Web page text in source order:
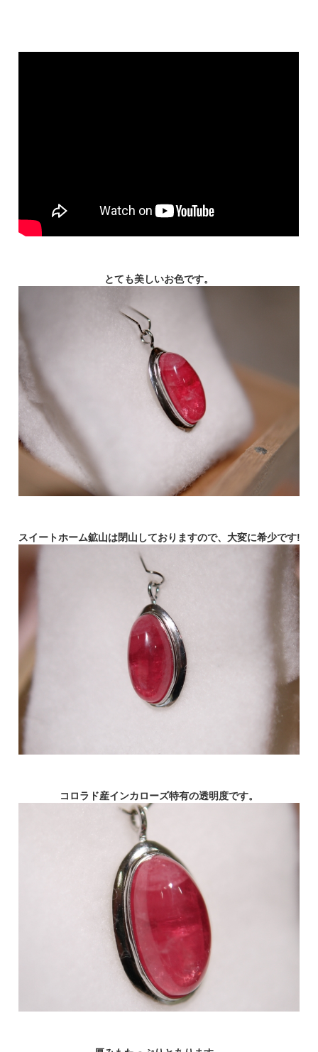
とても美しいお色です。
スイートホーム鉱山は閉山しておりますので、大変に希少です!
コロラド産インカローズ特有の透明度です。